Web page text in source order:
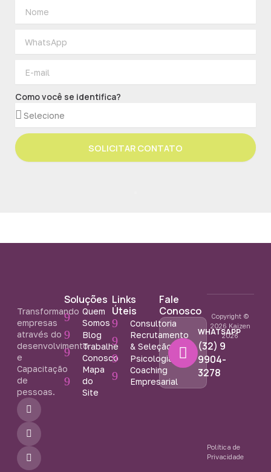
Como você se identifica?
SOLICITAR CONTATO
Transformando
empresas
através do
desenvolvimento
e
Capacitação
de
pessoas.
F
a
c
e
b
o
o
k
n
s
t
a
g
r
a
Y
o
u
t
u
b
e
Soluções
Quem
Somos
Blog
Trabalhe
Conosco
Mapa
do
Site
Links
Úteis
Consultoria
Recrutamento
& Seleção
Psicologia
Coaching
Empresarial
Fale
Conosco
WHATSAPP
(32) 9
9904-
3278
Copyright ©
2026 Kaizen
2026
Política de
Privacidade